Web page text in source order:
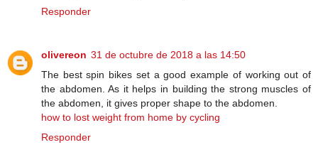
Responder
olivereon 31 de octubre de 2018 a las 14:50
The best spin bikes set a good example of working out of
the abdomen. As it helps in building the strong muscles of
the abdomen, it gives proper shape to the abdomen.
how to lost weight from home by cycling
Responder